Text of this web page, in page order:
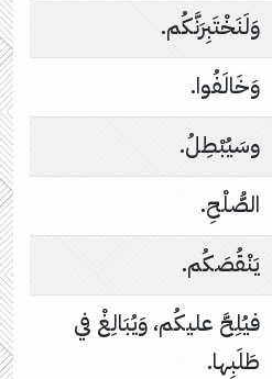
وَلَنَخْتَبِرَنَّكُم.
وَخَالَفُوا.
وسَيُبْطِلُ.
الصُّلْحِ.
يَنْقُصَكُم.
فيُلِحَّ عليكُم، وَيُبَالِغْ في
طَلَبِها.